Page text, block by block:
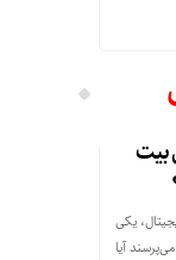
بیت
یکی
آیا